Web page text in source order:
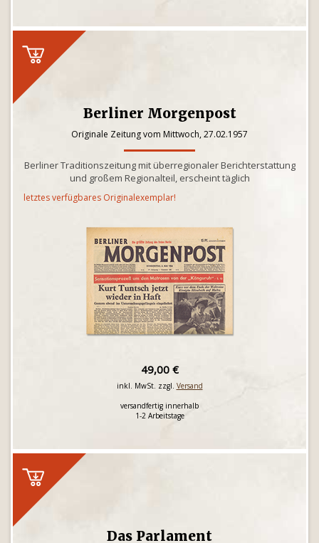
Berliner Morgenpost
Originale Zeitung vom Mittwoch, 27.02.1957
Berliner Traditionszeitung mit überregionaler Berichterstattung
und großem Regionalteil, erscheint täglich
letztes verfügbares Originalexemplar!
49,00 €
inkl. MwSt. zzgl. Versand
versandfertig innerhalb
1-2 Arbeitstage
Das Parlament